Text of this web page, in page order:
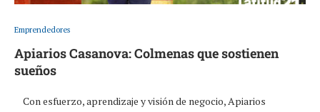
Emprendedores
Apiarios Casanova: Colmenas que sostienen
sueños
Con esfuerzo, aprendizaje y visión de negocio, Apiarios